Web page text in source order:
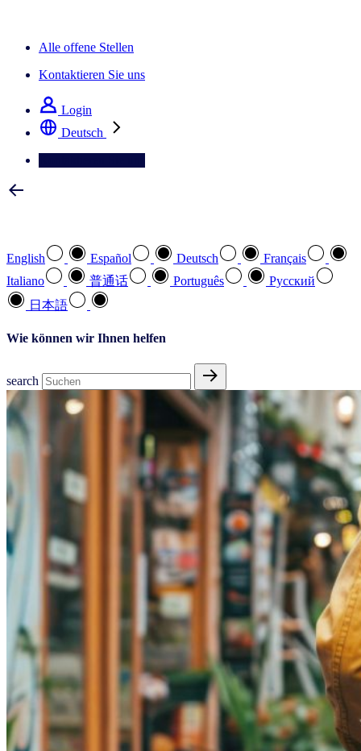
Alle offene Stellen
Kontaktieren Sie uns
Login
Deutsch
English Español Deutsch
Français
Italiano
普通话 Português
Pусский
日本語
Wie können wir Ihnen helfen
search